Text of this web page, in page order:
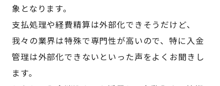
象となります。
支払処理や経費精算は外部化できそうだけど、
我々の業界は特殊で専門性が高いので、特に入金
管理は外部化できないといった声をよくお聞きし
ます。